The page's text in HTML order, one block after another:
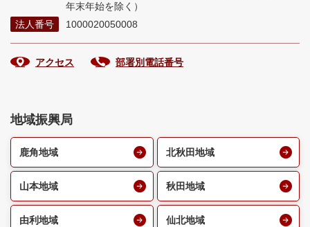
年末年始を除く）
法人番号
1000020050008
アクセス 部署別電話番号
地域振興局
鹿角地域 北秋田地域
山本地域 秋田地域
由利地域 仙北地域